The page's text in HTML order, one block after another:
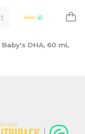
Baby's DHA, 60 mL